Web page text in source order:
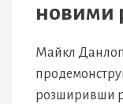
новими
Майкл Данлоп
розширивши